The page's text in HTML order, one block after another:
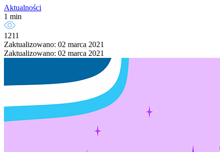
Aktualności
1 min
1211
Zaktualizowano: 02 marca 2021
Zaktualizowano: 02 marca 2021